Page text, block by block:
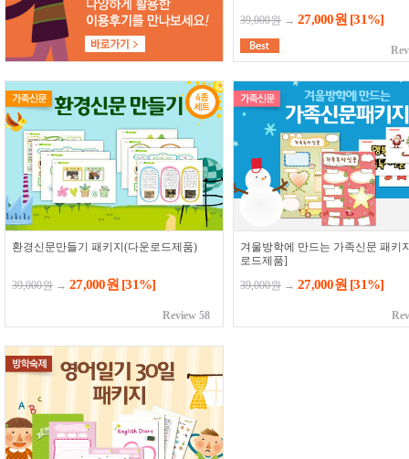
39,000원 → 27,000원 [31%]
환경신문만들기 패키지(다운로드제품)
39,000원 → 27,000원 [31%]
Review 58
겨울방학에 만드는 가족신문 패키
로드제품]
39,000원 → 27,000원 [31%]